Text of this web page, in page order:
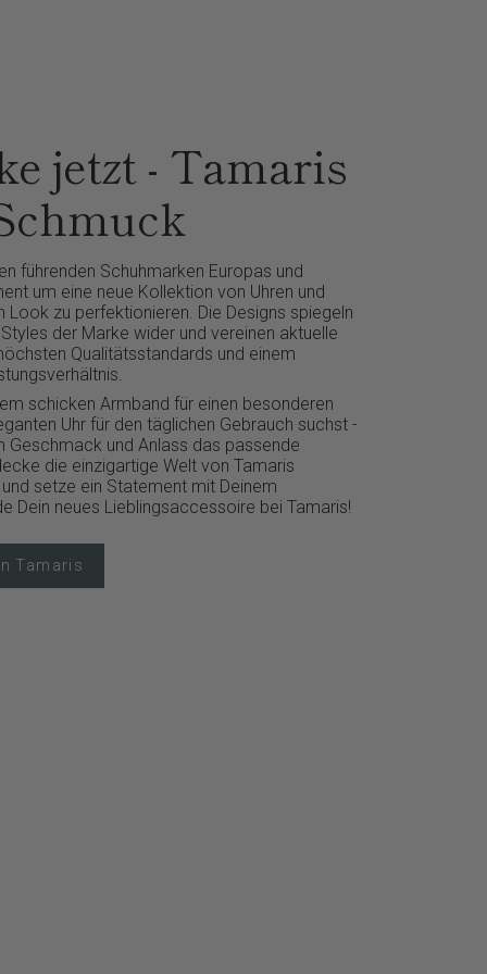
jetzt - Tamaris
führenden Schuhmarken Europas und
um eine neue Kollektion von Uhren und
Look zu perfektionieren. Die Designs spiegeln
der Marke wider und vereinen aktuelle
Qualitätsstandards und einem
schicken Armband für einen besonderen
Uhr für den täglichen Gebrauch suchst -
Geschmack und Anlass das passende
die einzigartige Welt von Tamaris
setze ein Statement mit Deinem
Dein neues Lieblingsaccessoire bei Tamaris!
Tamaris